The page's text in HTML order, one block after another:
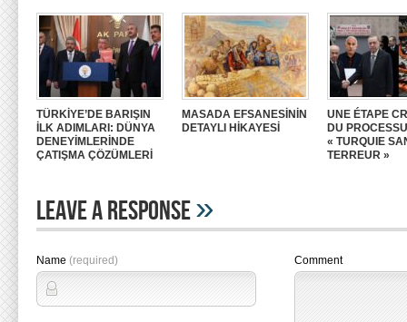
TÜRKİYE’DE BARIŞIN
İLK ADIMLARI: DÜNYA
DENEYİMLERİNDE
ÇATIŞMA ÇÖZÜMLERİ
MASADA EFSANESİNİN
DETAYLI HİKAYESİ
UNE ÉTAPE
DU
« TURQUIE
TERREUR »
Leave A Response»
Name (required) Comment